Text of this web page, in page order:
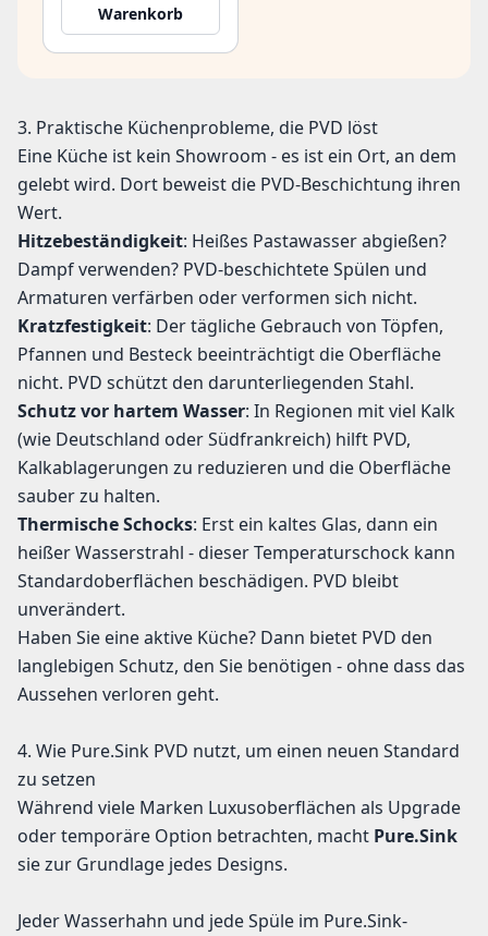
Warenkorb
3. Praktische Küchenprobleme, die PVD löst
Eine Küche ist kein Showroom - es ist ein Ort, an dem
gelebt wird. Dort beweist die PVD-Beschichtung ihren
Wert.
Hitzebeständigkeit: Heißes Pastawasser abgießen?
Dampf verwenden? PVD-beschichtete Spülen und
Armaturen verfärben oder verformen sich nicht.
Kratzfestigkeit: Der tägliche Gebrauch von Töpfen,
Pfannen und Besteck beeinträchtigt die Oberfläche
nicht. PVD schützt den darunterliegenden Stahl.
Schutz vor hartem Wasser: In Regionen mit viel Kalk
(wie Deutschland oder Südfrankreich) hilft PVD,
Kalkablagerungen zu reduzieren und die Oberfläche
sauber zu halten.
Thermische Schocks: Erst ein kaltes Glas, dann ein
heißer Wasserstrahl - dieser Temperaturschock kann
Standardoberflächen beschädigen. PVD bleibt
unverändert.
Haben Sie eine aktive Küche? Dann bietet PVD den
langlebigen Schutz, den Sie benötigen - ohne dass das
Aussehen verloren geht.
4. Wie Pure.Sink PVD nutzt, um einen neuen Standard
zu setzen
Während viele Marken Luxusoberflächen als Upgrade
oder temporäre Option betrachten, macht Pure.Sink
sie zur Grundlage jedes Designs.
Jeder Wasserhahn und jede Spüle im Pure.Sink-